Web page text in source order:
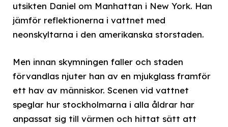
utsikten Daniel om Manhattan i New York. Han
jämför reflektionerna i vattnet med
neonskyltarna i den amerikanska storstaden.
Men innan skymningen faller och staden
förvandlas njuter han av en mjukglass framför
ett hav av människor. Scenen vid vattnet
speglar hur stockholmarna i alla åldrar har
anpassat sig till värmen och hittat sätt att